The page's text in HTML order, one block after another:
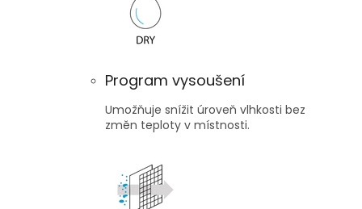
Program vysoušení
Umožňuje snížit úroveň vlhkosti bez
změn teploty v místnosti.